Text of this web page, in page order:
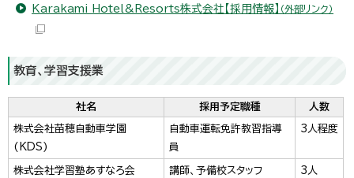
Karakami Hotel&Resorts株式会社【採用情報】 （外部リンク）
教育、学習支援業
社名 採用予定職種 人数
株式会社苗穂自動車学園
(KDS)
自動車運転免許教習指導
員
3人程度
株式会社学習塾あすなろ会 講師、予備校スタッフ 3人